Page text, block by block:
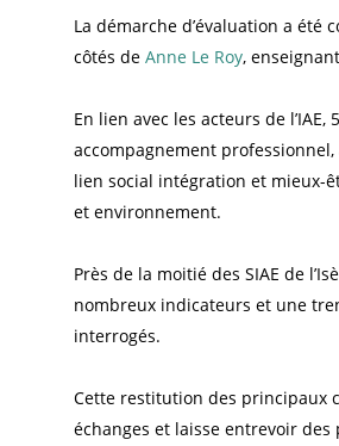
La démarche d’évaluation a été
côtés de Anne Le Roy,
En lien avec les acteurs de
accompagnement
lien social intégration et mieux-
et environnement.
Près de la moitié des SIAE de
nombreux indicateurs et une
interrogés.
Cette restitution des principaux
échanges et laisse entrevoir des